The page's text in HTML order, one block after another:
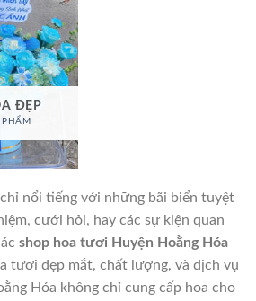
ĐẸP
nổi tiếng với những bãi biển tuyệt
cưới hỏi, hay các sự kiện quan
shop hoa tươi Huyện Hoằng Hóa
tươi đẹp mắt, chất lượng, và dịch vụ
Hóa không chỉ cung cấp hoa cho